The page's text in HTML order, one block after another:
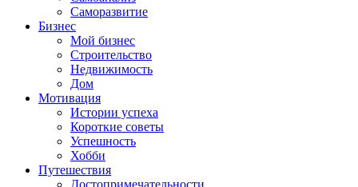
Саморазвитие
Бизнес
Мой бизнес
Строительство
Недвижимость
Дом
Мотивация
Истории успеха
Короткие советы
Успешность
Хобби
Путешествия
Достопримечательности